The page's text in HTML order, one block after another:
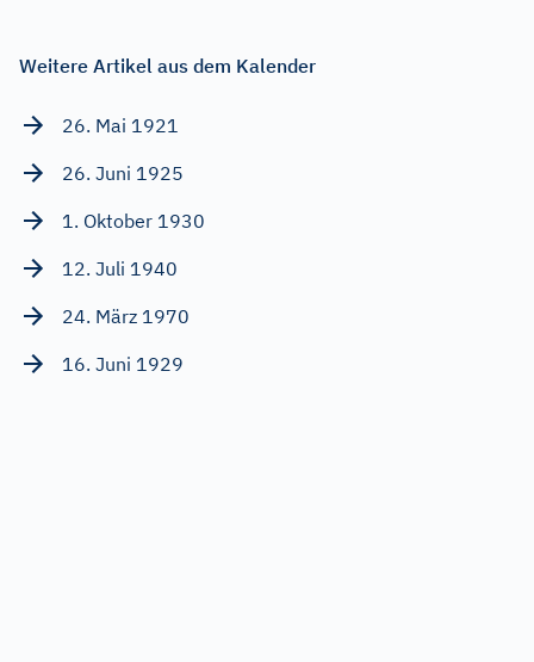
Weitere Artikel aus dem Kalender
26. Mai 1921
26. Juni 1925
1. Oktober 1930
12. Juli 1940
24. März 1970
16. Juni 1929